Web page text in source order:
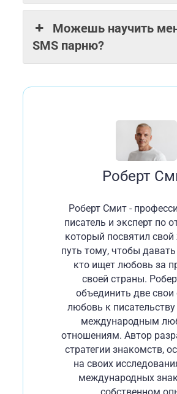
Можешь научить
SMS парню?
Роберт
Роберт Смит -
писатель и эксперт по
который посвятил
путь тому, чтобы
кто ищет любовь за
своей страны.
объединить две свои
любовь к
международным
отношениям. Автор
стратегии знакомств,
на своих
международных